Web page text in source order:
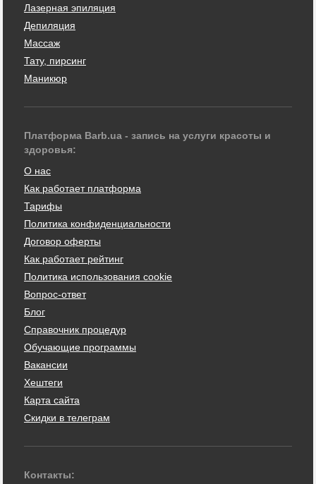
Лазерная эпиляция
Депиляция
Массаж
Тату, пирсинг
Маникюр
Платформа Barb.ua - запись на услуги красоты и
здоровья:
О нас
Как работает платформа
Тарифы
Политика конфиденциальности
Договор оферты
Как работает рейтинг
Политика использования cookie
Вопрос-ответ
Блог
Справочник процедур
Обучающие программы
Вакансии
Хештеги
Карта сайта
Скидки в телеграм
Контакты: